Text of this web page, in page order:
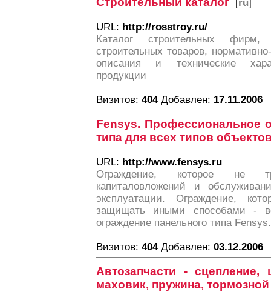
ru
URL: http://rosstroy.ru/
Каталог строительных
строительных товаров,
описания и технические
продукции
Визитов: 404Добавлен: 17.11.2006
Fensys. Профессиональное
типа для всех типов
URL: http://www.fensys.ru
Ограждение, которое не
капиталовложений и
эксплуатации. Ограждение,
защищать иными способами -
ограждение панельного типа Fensys.
Визитов: 404Добавлен: 03.12.2006
Автозапчасти -
маховик, пружина, тормозной